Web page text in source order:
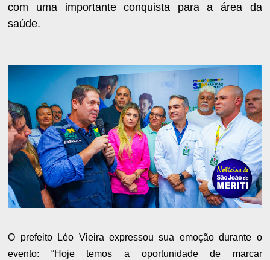
com uma importante conquista para a área da
saúde.
O prefeito Léo Vieira expressou sua emoção durante o
evento: “Hoje temos a oportunidade de marcar